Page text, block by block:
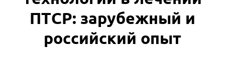
ПТСР: зарубежный и
российский опыт